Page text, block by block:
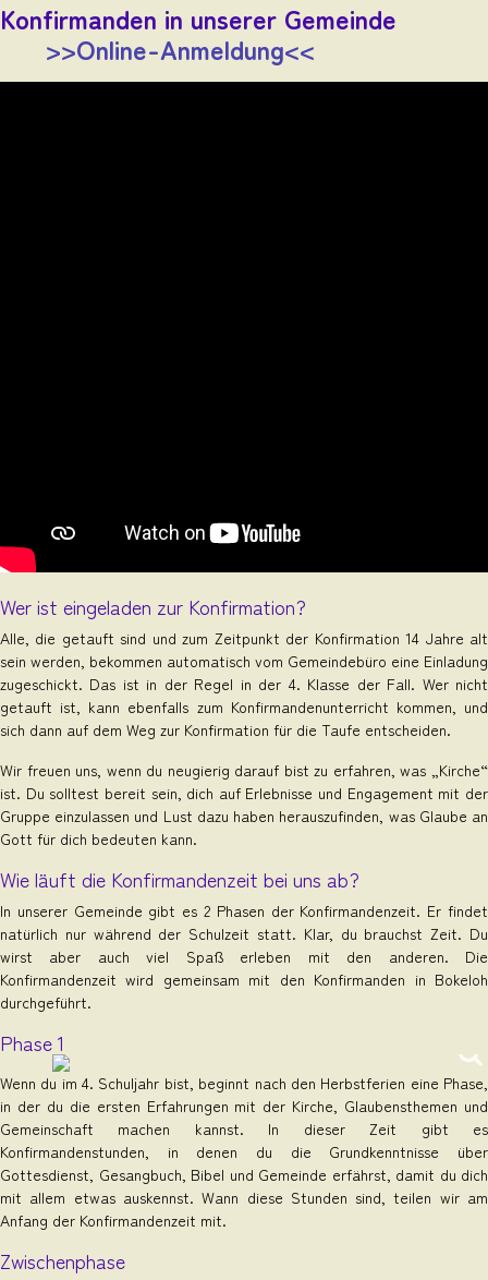
Konfirmanden in unserer Gemeinde
>>Online-Anmeldung<<
Wer ist eingeladen zur Konfirmation?
Alle, die getauft sind und zum Zeitpunkt der Konfirmation 14 Jahre alt
sein werden, bekommen automatisch vom Gemeindebüro eine Einladung
zugeschickt. Das ist in der Regel in der 4. Klasse der Fall. Wer nicht
getauft ist, kann ebenfalls zum Konfirmandenunterricht kommen, und
sich dann auf dem Weg zur Konfirmation für die Taufe entscheiden.
Wir freuen uns, wenn du neugierig darauf bist zu erfahren, was „Kirche“
ist. Du solltest bereit sein, dich auf Erlebnisse und Engagement mit der
Gruppe einzulassen und Lust dazu haben herauszufinden, was Glaube an
Gott für dich bedeuten kann.
Wie läuft die Konfirmandenzeit bei uns ab?
In unserer Gemeinde gibt es 2 Phasen der Konfirmandenzeit. Er findet
natürlich nur während der Schulzeit statt. Klar, du brauchst Zeit. Du
wirst aber auch viel Spaß erleben mit den anderen. Die
Konfirmandenzeit wird gemeinsam mit den Konfirmanden in Bokeloh
durchgeführt.
Phase 1
Wenn du im 4. Schuljahr bist, beginnt nach den Herbstferien eine Phase,
in der du die ersten Erfahrungen mit der Kirche, Glaubensthemen und
Gemeinschaft machen kannst. In dieser Zeit gibt es
Konfirmandenstunden, in denen du die Grundkenntnisse über
Gottesdienst, Gesangbuch, Bibel und Gemeinde erfährst, damit du dich
mit allem etwas auskennst. Wann diese Stunden sind, teilen wir am
Anfang der Konfirmandenzeit mit.
Zwischenphase